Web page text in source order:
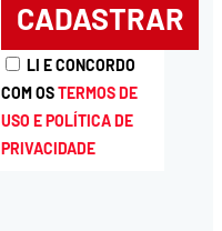
LI E CONCORDO
COM OSTERMOS DE
USO E POLÍTICA DE
PRIVACIDADE